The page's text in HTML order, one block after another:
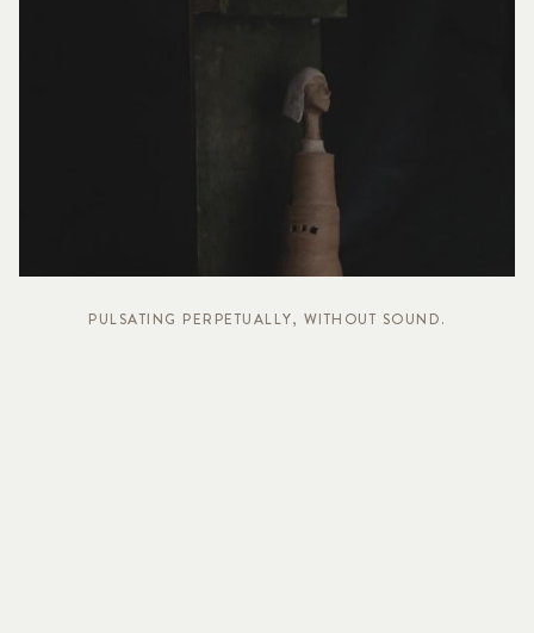
PULSATING PERPETUALLY, WITHOUT SOUND.